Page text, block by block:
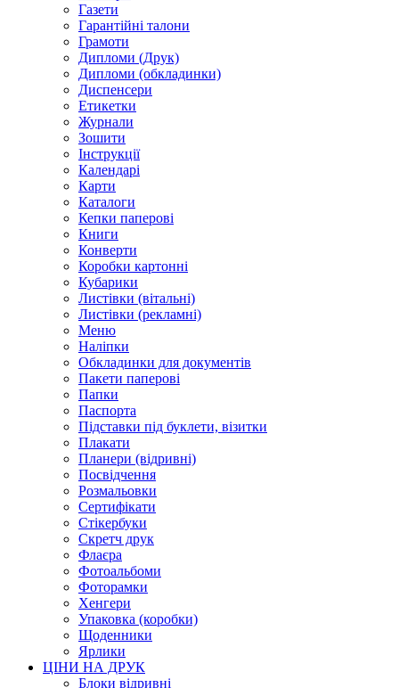
Газети
Гарантійні талони
Грамоти
Дипломи (Друк)
Дипломи (обкладинки)
Диспенсери
Етикетки
Журнали
Зошити
Інструкції
Календарі
Карти
Каталоги
Кепки паперові
Книги
Конверти
Коробки картонні
Кубарики
Листівки (вітальні)
Листівки (рекламні)
Меню
Наліпки
Обкладинки для документів
Пакети паперові
Папки
Паспорта
Підставки під буклети, візитки
Плакати
Планери (відривні)
Посвідчення
Розмальовки
Сертифікати
Стікербуки
Скретч друк
Флаєра
Фотоальбоми
Фоторамки
Хенгери
Упаковка (коробки)
Щоденники
Ярлики
ЦІНИ НА ДРУК
Блоки відривні